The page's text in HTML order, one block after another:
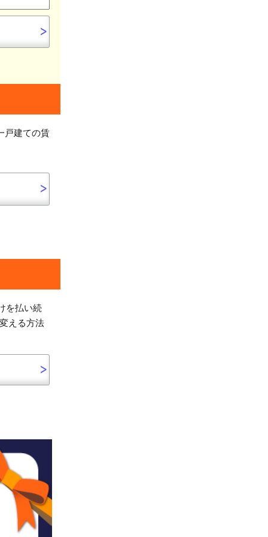
戸建ての賃
を払い続
える方法